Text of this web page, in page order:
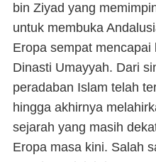
bin Ziyad yang
untuk membuka
Eropa sempat
Dinasti Umayyah. Dari
peradaban Islam telah
hingga akhirnya
sejarah yang masih
Eropa masa kini. Salah